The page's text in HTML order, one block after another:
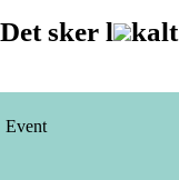
Det sker l kalt
Event